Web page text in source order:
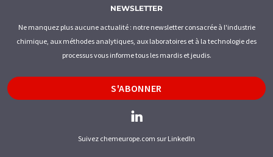
NEWSLETTER
Ne manquez plus aucune actualité : notre newsletter consacrée à l'industrie
chimique, aux méthodes analytiques, aux laboratoires et à la technologie des
processus vous informe tous les mardis et jeudis.
S'ABONNER
Suivez chemeurope.com sur LinkedIn